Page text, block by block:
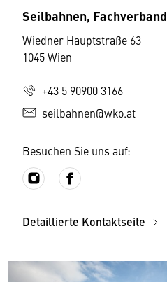
Seilbahnen, Fachverband
Wiedner Hauptstraße 63
1045 Wien
+43 5 90900 3166
seilbahnen@wko.at
Besuchen Sie uns auf:
Detaillierte Kontaktseite